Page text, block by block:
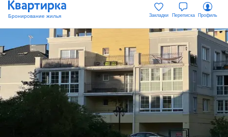
Закладки Переписка Профиль